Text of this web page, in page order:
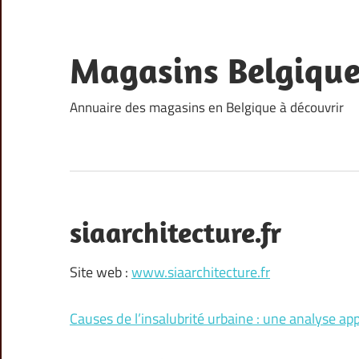
content
Magasins Belgique
Annuaire des magasins en Belgique à découvrir
siaarchitecture.fr
Site web :www.siaarchitecture.fr
Causes de l’insalubrité urbaine : une analyse